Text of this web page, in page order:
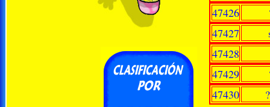
47426
47427
47428
47429
47430